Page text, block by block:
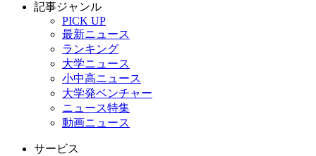
記事ジャンル
PICK UP
最新ニュース
ランキング
大学ニュース
小中高ニュース
大学発ベンチャー
ニュース特集
動画ニュース
サービス